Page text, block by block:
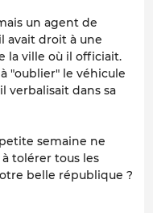
un agent de
avait droit à une
la ville où il officiait.
"oublier" le véhicule
verbalisait dans sa
semaine ne
tolérer tous les
belle république ?